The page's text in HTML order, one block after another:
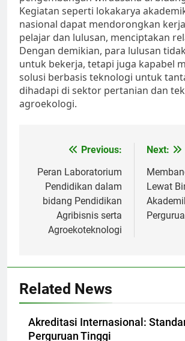
Kegiatan seperti lokakarya
nasional dapat mendorongkan
pelajar dan lulusan, menciptakan
Dengan demikian, para lulusan
untuk bekerja, tetapi juga kapabel
solusi berbasis teknologi untuk
dihadapi di sektor pertanian dan
agroekologi.
navigation
Previous:
Peran Laboratorium
Pendidikan dalam
bidang Pendidikan
Agribisnis serta
Agroekoteknologi
Next:
Lewat
Related News
Akreditasi Internasional:
Perguruan Tinggi